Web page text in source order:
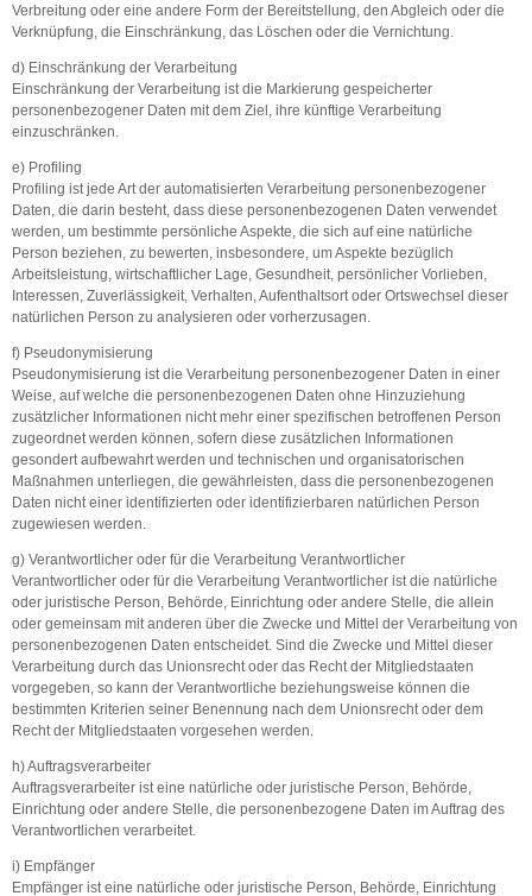
Verbreitung oder eine andere Form der Bereitstellung, den Abgleich oder die
Verknüpfung, die Einschränkung, das Löschen oder die Vernichtung.
d) Einschränkung der Verarbeitung
Einschränkung der Verarbeitung ist die Markierung gespeicherter
personenbezogener Daten mit dem Ziel, ihre künftige Verarbeitung
einzuschränken.
e) Profiling
Profiling ist jede Art der automatisierten Verarbeitung personenbezogener
Daten, die darin besteht, dass diese personenbezogenen Daten verwendet
werden, um bestimmte persönliche Aspekte, die sich auf eine natürliche
Person beziehen, zu bewerten, insbesondere, um Aspekte bezüglich
Arbeitsleistung, wirtschaftlicher Lage, Gesundheit, persönlicher Vorlieben,
Interessen, Zuverlässigkeit, Verhalten, Aufenthaltsort oder Ortswechsel dieser
natürlichen Person zu analysieren oder vorherzusagen.
f) Pseudonymisierung
Pseudonymisierung ist die Verarbeitung personenbezogener Daten in einer
Weise, auf welche die personenbezogenen Daten ohne Hinzuziehung
zusätzlicher Informationen nicht mehr einer spezifischen betroffenen Person
zugeordnet werden können, sofern diese zusätzlichen Informationen
gesondert aufbewahrt werden und technischen und organisatorischen
Maßnahmen unterliegen, die gewährleisten, dass die personenbezogenen
Daten nicht einer identifizierten oder identifizierbaren natürlichen Person
zugewiesen werden.
g) Verantwortlicher oder für die Verarbeitung Verantwortlicher
Verantwortlicher oder für die Verarbeitung Verantwortlicher ist die natürliche
oder juristische Person, Behörde, Einrichtung oder andere Stelle, die allein
oder gemeinsam mit anderen über die Zwecke und Mittel der Verarbeitung von
personenbezogenen Daten entscheidet. Sind die Zwecke und Mittel dieser
Verarbeitung durch das Unionsrecht oder das Recht der Mitgliedstaaten
vorgegeben, so kann der Verantwortliche beziehungsweise können die
bestimmten Kriterien seiner Benennung nach dem Unionsrecht oder dem
Recht der Mitgliedstaaten vorgesehen werden.
h) Auftragsverarbeiter
Auftragsverarbeiter ist eine natürliche oder juristische Person, Behörde,
Einrichtung oder andere Stelle, die personenbezogene Daten im Auftrag des
Verantwortlichen verarbeitet.
i) Empfänger
Empfänger ist eine natürliche oder juristische Person, Behörde, Einrichtung